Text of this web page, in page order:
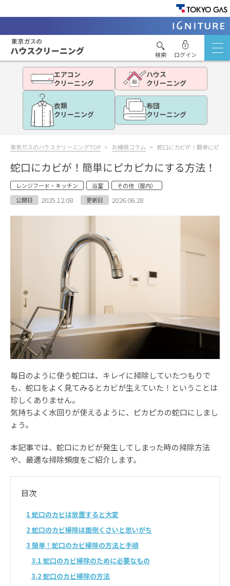
検索 ログイン
エアコン
クリーニング
ハウス
クリーニング
衣類
クリーニング
布団
クリーニング
東京ガスのハウスクリーニングTOP お掃除コラム 蛇口にカビが！簡単にピカ
蛇口にカビが！簡単にピカピカにする方法！
レンジフード・キッチン 浴室
その他（屋内）
公開日
2025.12.08 更新日 2026.06.28
毎日のように使う蛇口は、キレイに掃除していたつもりで
も、蛇口をよく見てみるとカビが生えていた！ということは
珍しくありません。
気持ちよく水回りが使えるように、ピカピカの蛇口にしまし
ょう。
本記事では、蛇口にカビが発生してしまった時の掃除方法
や、最適な掃除頻度をご紹介します。
目次
1 蛇口のカビは放置すると大変
2 蛇口のカビ掃除は面倒くさいと思いがち
3 簡単！蛇口のカビ掃除の方法と手順
3.1 蛇口のカビ掃除のために必要なもの
3.2 蛇口のカビ掃除の方法